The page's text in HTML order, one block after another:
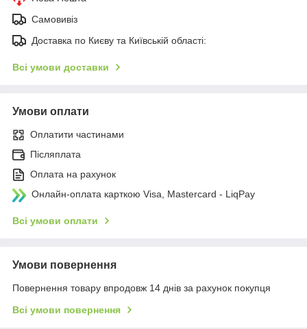
Самовивіз
Доставка по Києву та Київській області:
Всі умови доставки
Умови оплати
Оплатити частинами
Післяплата
Оплата на рахунок
Онлайн-оплата карткою Visa, Mastercard - LiqPay
Всі умови оплати
Умови повернення
Повернення товару впродовж 14 днів за рахунок покупця
Всі умови повернення